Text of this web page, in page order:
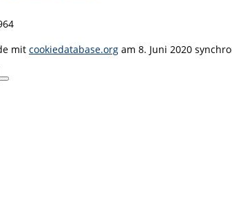
mit cookiedatabase.org am 8. Juni 2020